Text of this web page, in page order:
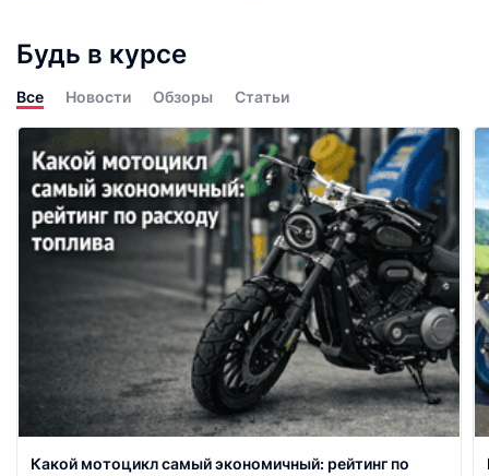
Будь в курсе
Все Новости Обзоры Статьи
Какой мотоцикл самый экономичный: рейтинг по